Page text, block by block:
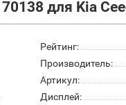
для Kia
Рейтинг:
Производитель:
Артикул:
Дисплей: